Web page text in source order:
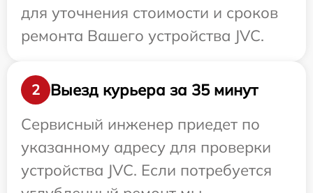
для уточнения стоимости и сроков
ремонта Вашего устройства JVC.
2
Выезд курьера за 35 минут
Сервисный инженер приедет по
указанному адресу для проверки
устройства JVC. Если потребуется